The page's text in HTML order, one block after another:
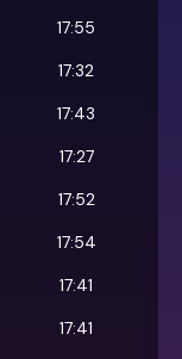
17:55
17:32
17:43
17:27
17:52
17:54
17:41
17:41